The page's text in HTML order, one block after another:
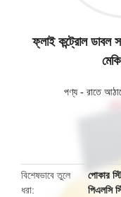
ফ্লাই কন্ট্রোল ডাবল
পণ্য - রাতে
বিশেষভাবে তুলে
ধরা
পোকার
পিএলসি